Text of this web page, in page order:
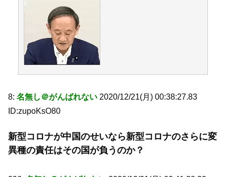
8: 名無し＠がんばれない 2020/12/21(月) 00:38:27.83
ID:zupoKsO80
新型コロナが中国のせいなら新型コロナのさらに変
異種の責任はその国が負うのか？